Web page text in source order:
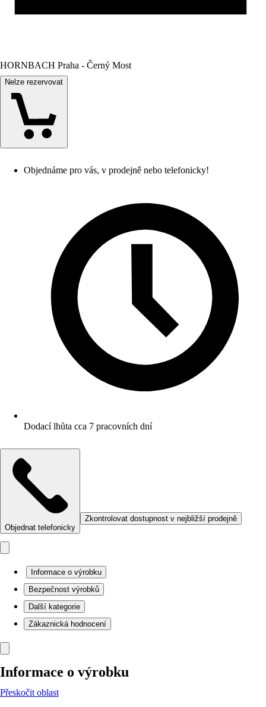
HORNBACH Praha - Černý Most
Nelze rezervovat
Objednáme pro vás, v prodejně nebo telefonicky!
Dodací lhůta cca 7 pracovních dní
Objednat telefonicky
Zkontrolovat dostupnost v nejbližší prodejně
Informace o výrobku
Bezpečnost výrobků
Další kategorie
Zákaznická hodnocení
Informace o výrobku
Přeskočit oblast